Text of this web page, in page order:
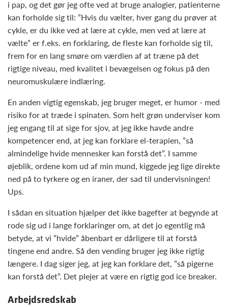
i pap, og det gør jeg ofte ved at bruge analogier, patienterne
kan forholde sig til: ”Hvis du vælter, hver gang du prøver at
cykle, er du ikke ved at lære at cykle, men ved at lære at
vælte” er f.eks. en forklaring, de fleste kan forholde sig til,
frem for en lang smøre om værdien af at træne på det
rigtige niveau, med kvalitet i bevægelsen og fokus på den
neuromuskulære indlæring.
En anden vigtig egenskab, jeg bruger meget, er humor - med
risiko for at træde i spinaten. Som helt grøn underviser kom
jeg engang til at sige for sjov, at jeg ikke havde andre
kompetencer end, at jeg kan forklare el-terapien, ”så
almindelige hvide mennesker kan forstå det”. I samme
øjeblik, ordene kom ud af min mund, kiggede jeg lige direkte
ned på to tyrkere og en iraner, der sad til undervisningen!
Ups.
I sådan en situation hjælper det ikke bagefter at begynde at
rode sig ud i lange forklaringer om, at det jo egentlig må
betyde, at vi ”hvide” åbenbart er dårligere til at forstå
tingene end andre. Så den vending bruger jeg ikke rigtig
længere. I dag siger jeg, at jeg kan forklare det, ”så pigerne
kan forstå det”. Det plejer at være en rigtig god ice breaker.
Arbejdsredskab